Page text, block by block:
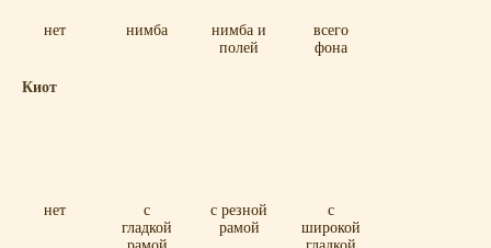
нет нимба
нимба и
полей
всего
фона
Киот
нет
с
гладкой
с резной
рамой
с
широкой